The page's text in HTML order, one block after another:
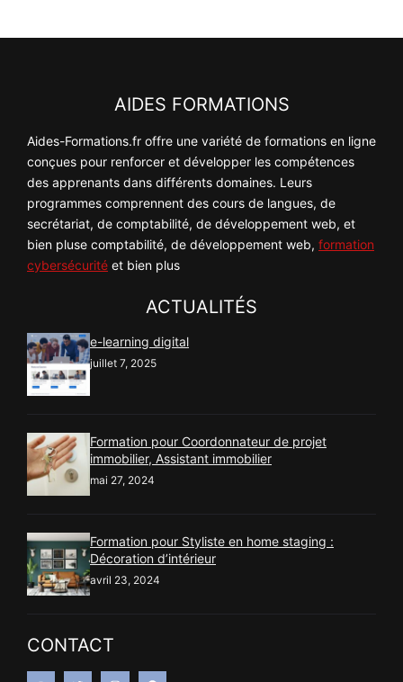
AIDES FORMATIONS
Aides-Formations.fr offre une variété de formations en ligne
conçues pour renforcer et développer les compétences
des apprenants dans différents domaines. Leurs
programmes comprennent des cours de langues, de
secrétariat, de comptabilité, de développement web, et
bien pluse comptabilité, de développement web, formation
cybersécurité et bien plus
ACTUALITÉS
e-learning digital
juillet 7, 2025
Formation pour Coordonnateur de projet
immobilier, Assistant immobilier
mai 27, 2024
Formation pour Styliste en home staging :
Décoration d’intérieur
avril 23, 2024
CONTACT